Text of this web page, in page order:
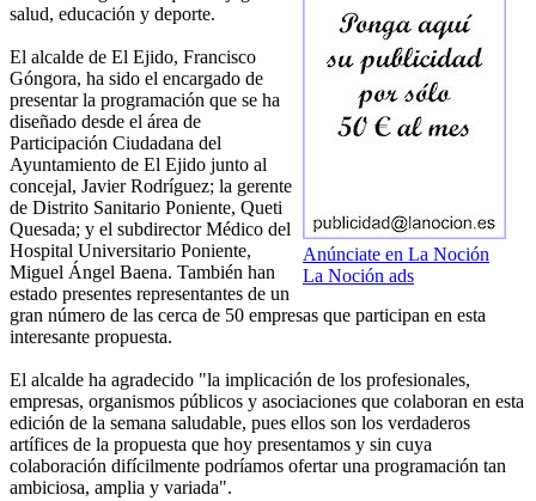
Anúnciate en La Noción
La Noción ads
salud, educación y deporte.
El alcalde de El Ejido, Francisco
Góngora, ha sido el encargado de
presentar la programación que se ha
diseñado desde el área de
Participación Ciudadana del
Ayuntamiento de El Ejido junto al
concejal, Javier Rodríguez; la gerente
de Distrito Sanitario Poniente, Queti
Quesada; y el subdirector Médico del
Hospital Universitario Poniente,
Miguel Ángel Baena. También han
estado presentes representantes de un
gran número de las cerca de 50 empresas que participan en esta
interesante propuesta.
El alcalde ha agradecido "la implicación de los profesionales,
empresas, organismos públicos y asociaciones que colaboran en esta
edición de la semana saludable, pues ellos son los verdaderos
artífices de la propuesta que hoy presentamos y sin cuya
colaboración difícilmente podríamos ofertar una programación tan
ambiciosa, amplia y variada".